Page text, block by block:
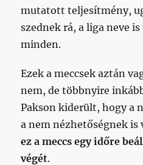
mutatott teljesítmény,
szednek rá, a liga neve
minden.
Ezek a meccsek aztán
nem, de többnyire
Pakson kiderült, hogy a
a nem nézhetőségnek
ez a meccs egy időre
végét.